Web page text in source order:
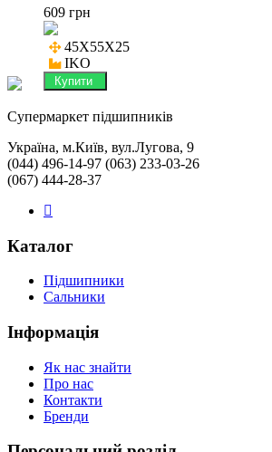
609 грн
45X55X25
IKO
Купити
Cупермаркет підшипників
Україна, м.Київ, вул.Лугова, 9
(044) 496-14-97 (063) 233-03-26
(067) 444-28-37
Каталог
Підшипники
Сальники
Інформація
Як нас знайти
Про нас
Контакти
Бренди